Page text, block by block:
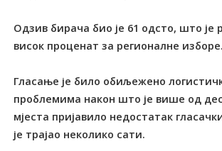
Одзив бирача био је 61 одсто, што је
висок проценат за регионалне изборе.
Гласање је било обиљежено
проблемима након што је више од
мјеста пријавило недостатак
је трајао неколико сати.